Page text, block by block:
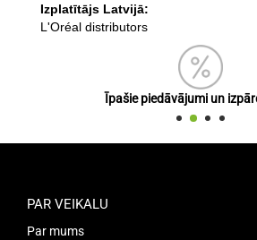
Izplatītājs Latvijā:
L'Oréal distributors
Īpašie piedāvājumi un
PAR VEIKALU
Par mums